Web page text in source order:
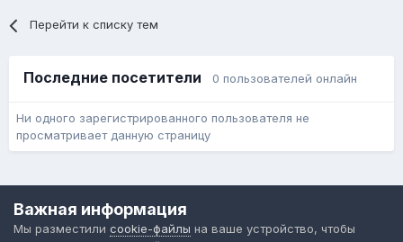
Перейти к списку тем
Последние посетители 0 пользователей онлайн
Ни одного зарегистрированного пользователя не
просматривает данную страницу
Форум общественного транспорта
Powered by Invision Community
Важная информация
Мы разместили cookie-файлы на ваше устройство, чтобы